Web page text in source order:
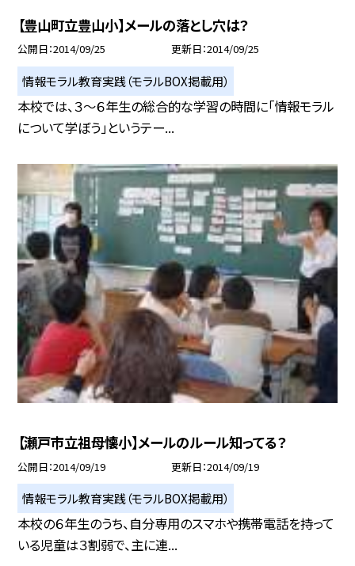
【豊山町立豊山小】メールの落とし穴は？
公開日 2014/09/25 更新日 2014/09/25
情報モラル教育実践（モラルBOX掲載用）
本校では、３〜６年生の総合的な学習の時間に「情報モラル
について学ぼう」というテー...
【瀬戸市立祖母懐小】メールのルール知ってる？
公開日 2014/09/19 更新日 2014/09/19
情報モラル教育実践（モラルBOX掲載用）
本校の６年生のうち、自分専用のスマホや携帯電話を持って
いる児童は３割弱で、主に連...